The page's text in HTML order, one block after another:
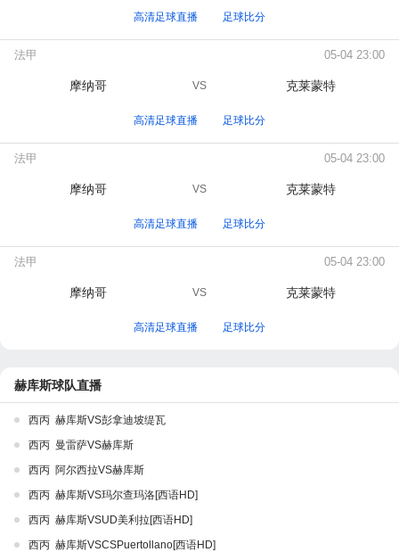
高清足球直播 足球比分
法甲 05-04 23:00
摩纳哥 VS 克莱蒙特
高清足球直播 足球比分
法甲 05-04 23:00
摩纳哥 VS 克莱蒙特
高清足球直播 足球比分
法甲 05-04 23:00
摩纳哥 VS 克莱蒙特
高清足球直播 足球比分
赫库斯球队直播
西丙 赫库斯VS彭拿迪坡缇瓦
西丙 曼雷萨VS赫库斯
西丙 阿尔西拉VS赫库斯
西丙 赫库斯VS玛尔查玛洛[西语HD]
西丙 赫库斯VSUD美利拉[西语HD]
西丙 赫库斯VSCSPuertollano[西语HD]